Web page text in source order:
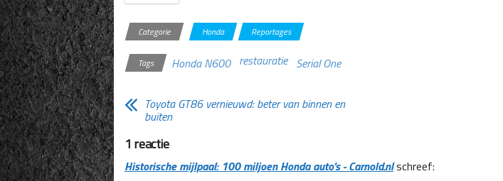
Categorie Honda Reportages
Tags Honda N600 restauratie Serial One
Toyota GT86 vernieuwd: beter van binnen en
buiten
1 reactie
Historische mijlpaal: 100 miljoen Honda auto's - Carnold.nlschreef: